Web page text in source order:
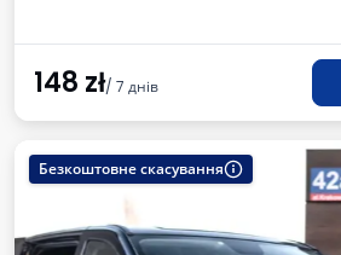
148 zł/ 7 днів
Безкоштовне скасування